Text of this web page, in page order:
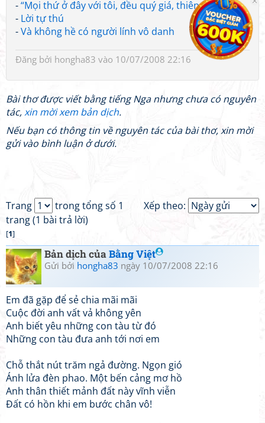
-“Mọi thứ ở đây với tôi, đều quý giá, thiêng liêng...”
- Lời tự thú
-Và không hề có người lính vô danh
Đăng bởi hongha83 vào 10/07/2008 22:16
Bài thơ được viết bằng tiếng Nga nhưng chưa có nguyên
tác,xin mời xem bản dịch.
Nếu bạn có thông tin về nguyên tác của bài thơ, xin mời
gửi vào bình luận ở dưới.
Xếp theo:
Trang
trong tổng số 1
trang (1 bài trả lời)
[1]
Bản dịch củaBằng Việt
Gửi bởi hongha83 ngày 10/07/2008 22:16
Em đã gặp để sẻ chia mãi mãi
Cuộc đời anh vất vả không yên
Anh biết yêu những con tàu từ đó
Những con tàu đưa anh tới nơi em
Chỗ thắt nút trăm ngả đường. Ngọn gió
Ánh lửa đèn phao. Một bến cảng mơ hồ
Anh thân thiết mảnh đất này vĩnh viễn
Đất có hồn khi em bước chân vô!